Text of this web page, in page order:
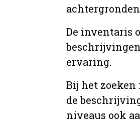
De inventaris
ervaring.
Bij het
de
niveaus ook